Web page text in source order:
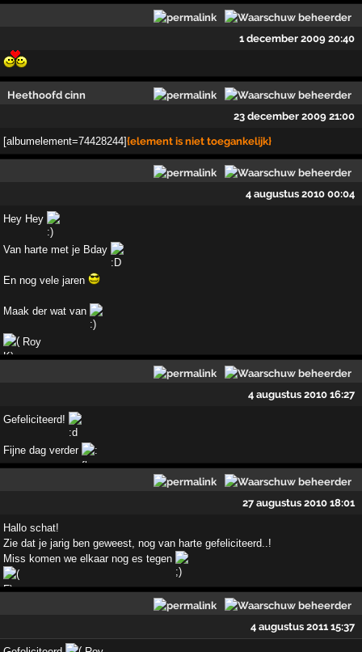
1 december 2009 20:40
Heethoofd cinn
23 december 2009 21:00
[albumelement=74428244]{element is niet toegankelijk}
4 augustus 2010 00:04
Hey Hey
Van harte met je Bday
En nog vele jaren
Maak der wat van
Roy
4 augustus 2010 16:27
Gefeliciteerd!
Fijne dag verder
27 augustus 2010 18:01
Hallo schat!
Zie dat je jarig ben geweest, nog van harte gefeliciteerd..!
Miss komen we elkaar nog es tegen
4 augustus 2011 15:37